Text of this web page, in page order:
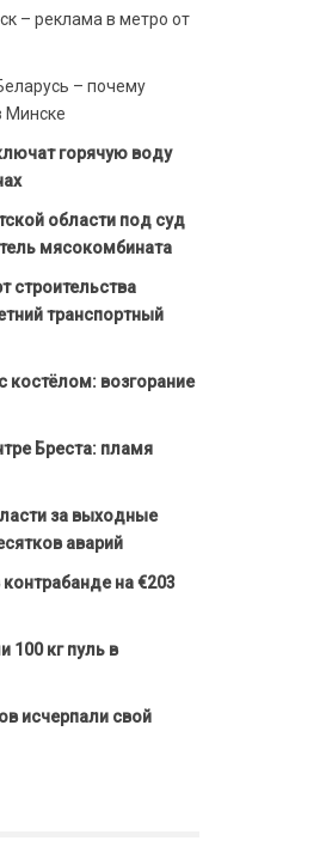
– реклама в метро от
– почему
Минске
горячую воду
области под суд
мясокомбината
строительства
транспортный
возгорание
Бреста: пламя
за выходные
аварий
на €203
100 кг пуль в
исчерпали свой